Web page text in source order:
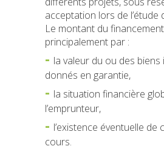
acceptation lors de l’étude
Le montant du
principalement par :
la valeur du ou des biens
donnés en garantie,
la situation financière
l’emprunteur,
l’existence éventuelle de
cours.